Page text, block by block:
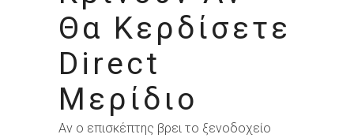
Θα Κερδίσετε
Direct
Μερίδιο
Αν ο επισκέπτης βρει το ξενοδοχείο